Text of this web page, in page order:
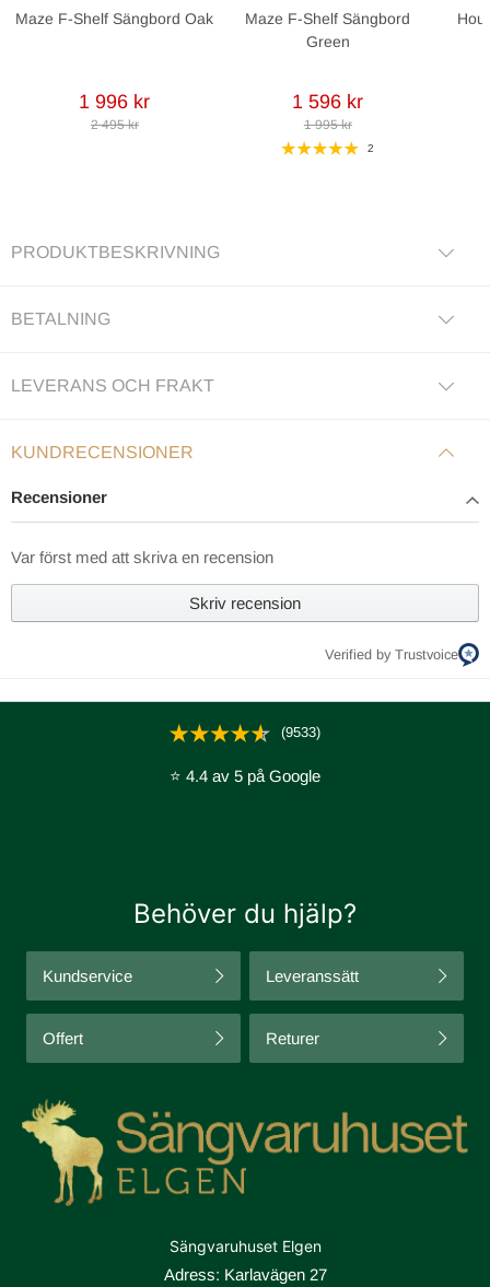
Maze F-Shelf Sängbord Oak
1 996 kr
2 495 kr
Maze F-Shelf Sängbord
Green
1 596 kr
1 995 kr
2
PRODUKTBESKRIVNING
BETALNING
LEVERANS OCH FRAKT
KUNDRECENSIONER
Recensioner
Var först med att skriva en recension
Skriv recension
Verified by Trustvoice
(9533)
⭐ 4.4 av 5 på Google
Behöver du hjälp?
Kundservice Leveranssätt
Offert Returer
Sängvaruhuset Elgen
Adress: Karlavägen 27